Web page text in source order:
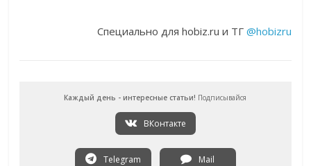
Специально для hobiz.ru и ТГ @hobizru
Каждый день - интересные статьи! Подписывайся
ВКонтакте
Telegram Mail